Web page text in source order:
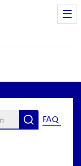
Rechercher
FAQ